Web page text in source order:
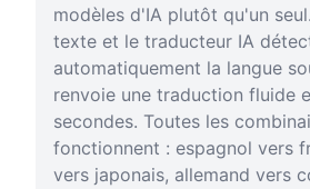
modèles d'IA plutôt qu'un
texte et le traducteur IA
automatiquement la langue
renvoie une traduction fluide
secondes. Toutes les
fonctionnent : espagnol vers
vers japonais, allemand vers